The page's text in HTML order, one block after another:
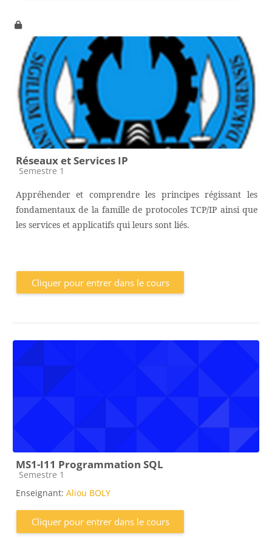
Réseaux et Services IP
Catégorie de cours
Semestre 1
Appréhender et comprendre les principes régissant les
fondamentaux de la famille de protocoles TCP/IP ainsi que
les services et applicatifs qui leurs sont liés.
Cliquer pour entrer dans le cours
MS1-I11 Programmation SQL
Catégorie de cours
Semestre 1
Enseignant: Aliou BOLY
Cliquer pour entrer dans le cours